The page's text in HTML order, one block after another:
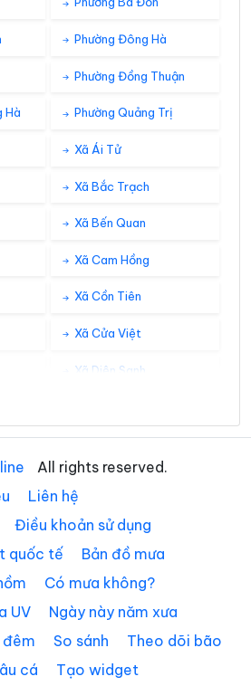
Phường Đông Hà
Phường Đồng Thuận
Hà Phường Quảng Trị
Xã Ái Tử
Xã Bắc Trạch
Xã Bến Quan
Xã Cam Hồng
Xã Cồn Tiên
Xã Cửa Việt
Xã Diên Sanh
Xã Hoàn Lão
Xã Hướng Lập
Xã Khe Sanh
Xã Kim Ngân
Xã Lệ Ninh
All rights reserved.
Liên hệ
Điều khoản sử dụng
quốc tế
Bản đồ mưa
Có mưa không?
UV
Ngày này năm xưa
đêm So sánh
Theo dõi bão
cá Tạo widget